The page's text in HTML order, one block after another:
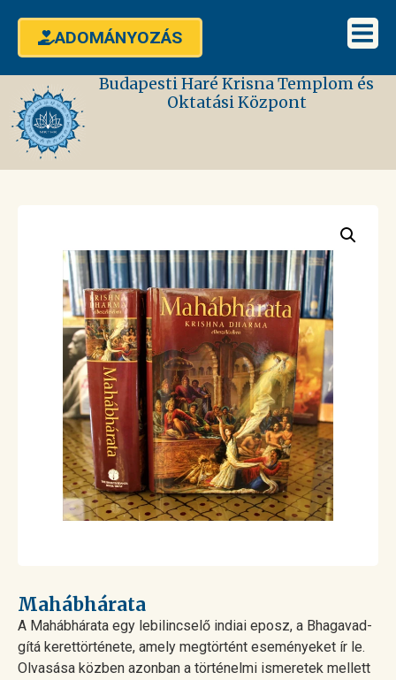
ADOMÁNYOZÁS
Budapesti Haré Krisna Templom és
Oktatási Központ
Mahábhárata
A Mahábhárata egy lebilincselő indiai eposz, a Bhagavad-
gítá kerettörténete, amely megtörtént eseményeket ír le.
Olvasása közben azonban a történelmi ismeretek mellett